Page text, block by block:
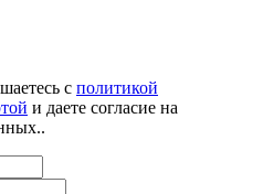
с политикой
и даете согласие на